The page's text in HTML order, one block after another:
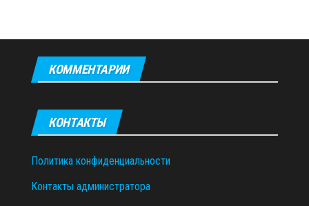
КОММЕНТАРИИ
КОНТАКТЫ
Политика конфиденциальности
Контакты администратора